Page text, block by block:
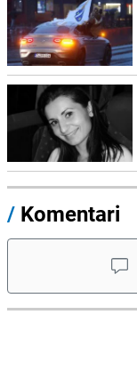
/ Komentari